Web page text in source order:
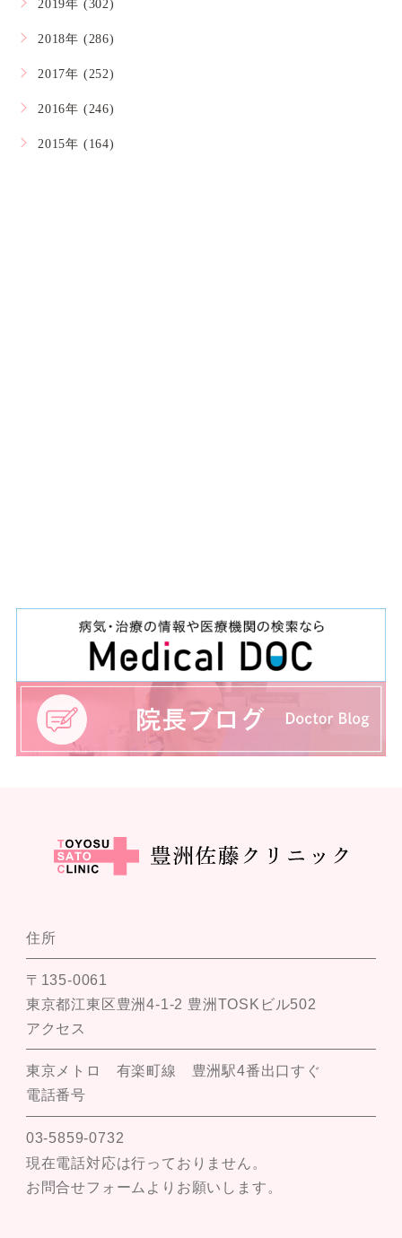
2019年 (302)
2018年 (286)
2017年 (252)
2016年 (246)
2015年 (164)
住所
〒135-0061
東京都江東区豊洲4-1-2 豊洲TOSKビル502
アクセス
東京メトロ 有楽町線 豊洲駅4番出口すぐ
電話番号
03-5859-0732
現在電話対応は行っておりません。
お問合せフォームよりお願いします。